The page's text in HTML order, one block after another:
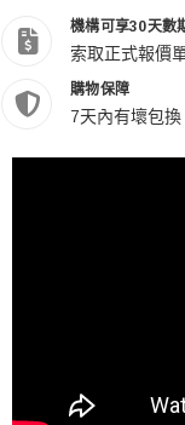
機構可享30天數
索取正式報價
購物保障
7天內有壞包換